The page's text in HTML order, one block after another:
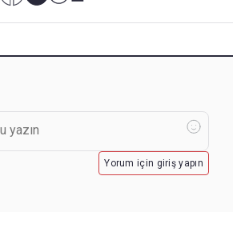
Yorum için giriş yapın